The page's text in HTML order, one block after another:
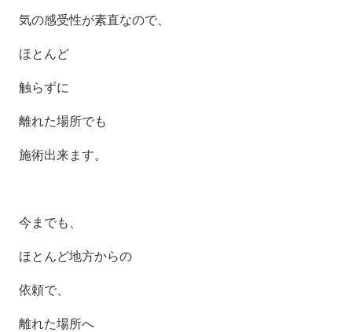
気の感受性が素直なので、
ほとんど
触らずに
離れた場所でも
施術出来ます。
今までも、
ほとんど地方からの
依頼で、
離れた場所へ